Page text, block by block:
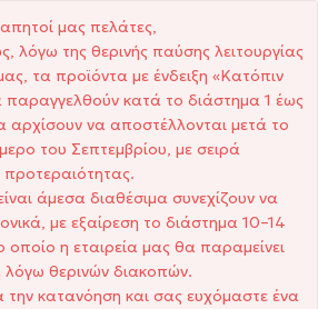
μας πελάτες,
λόγω της θερινής παύσης λειτουργίας
τα προϊόντα με ένδειξη «Κατόπιν
κατά το διάστημα 1 έως
αρχίσουν να αποστέλλονται μετά το
του Σεπτεμβρίου, με σειρά
προτεραιότητας.
άμεσα διαθέσιμα συνεχίζουν να
με εξαίρεση το διάστημα 10–14
η εταιρεία μας θα παραμείνει
λόγω θερινών διακοπών.
την κατανόηση και σας ευχόμαστε ένα